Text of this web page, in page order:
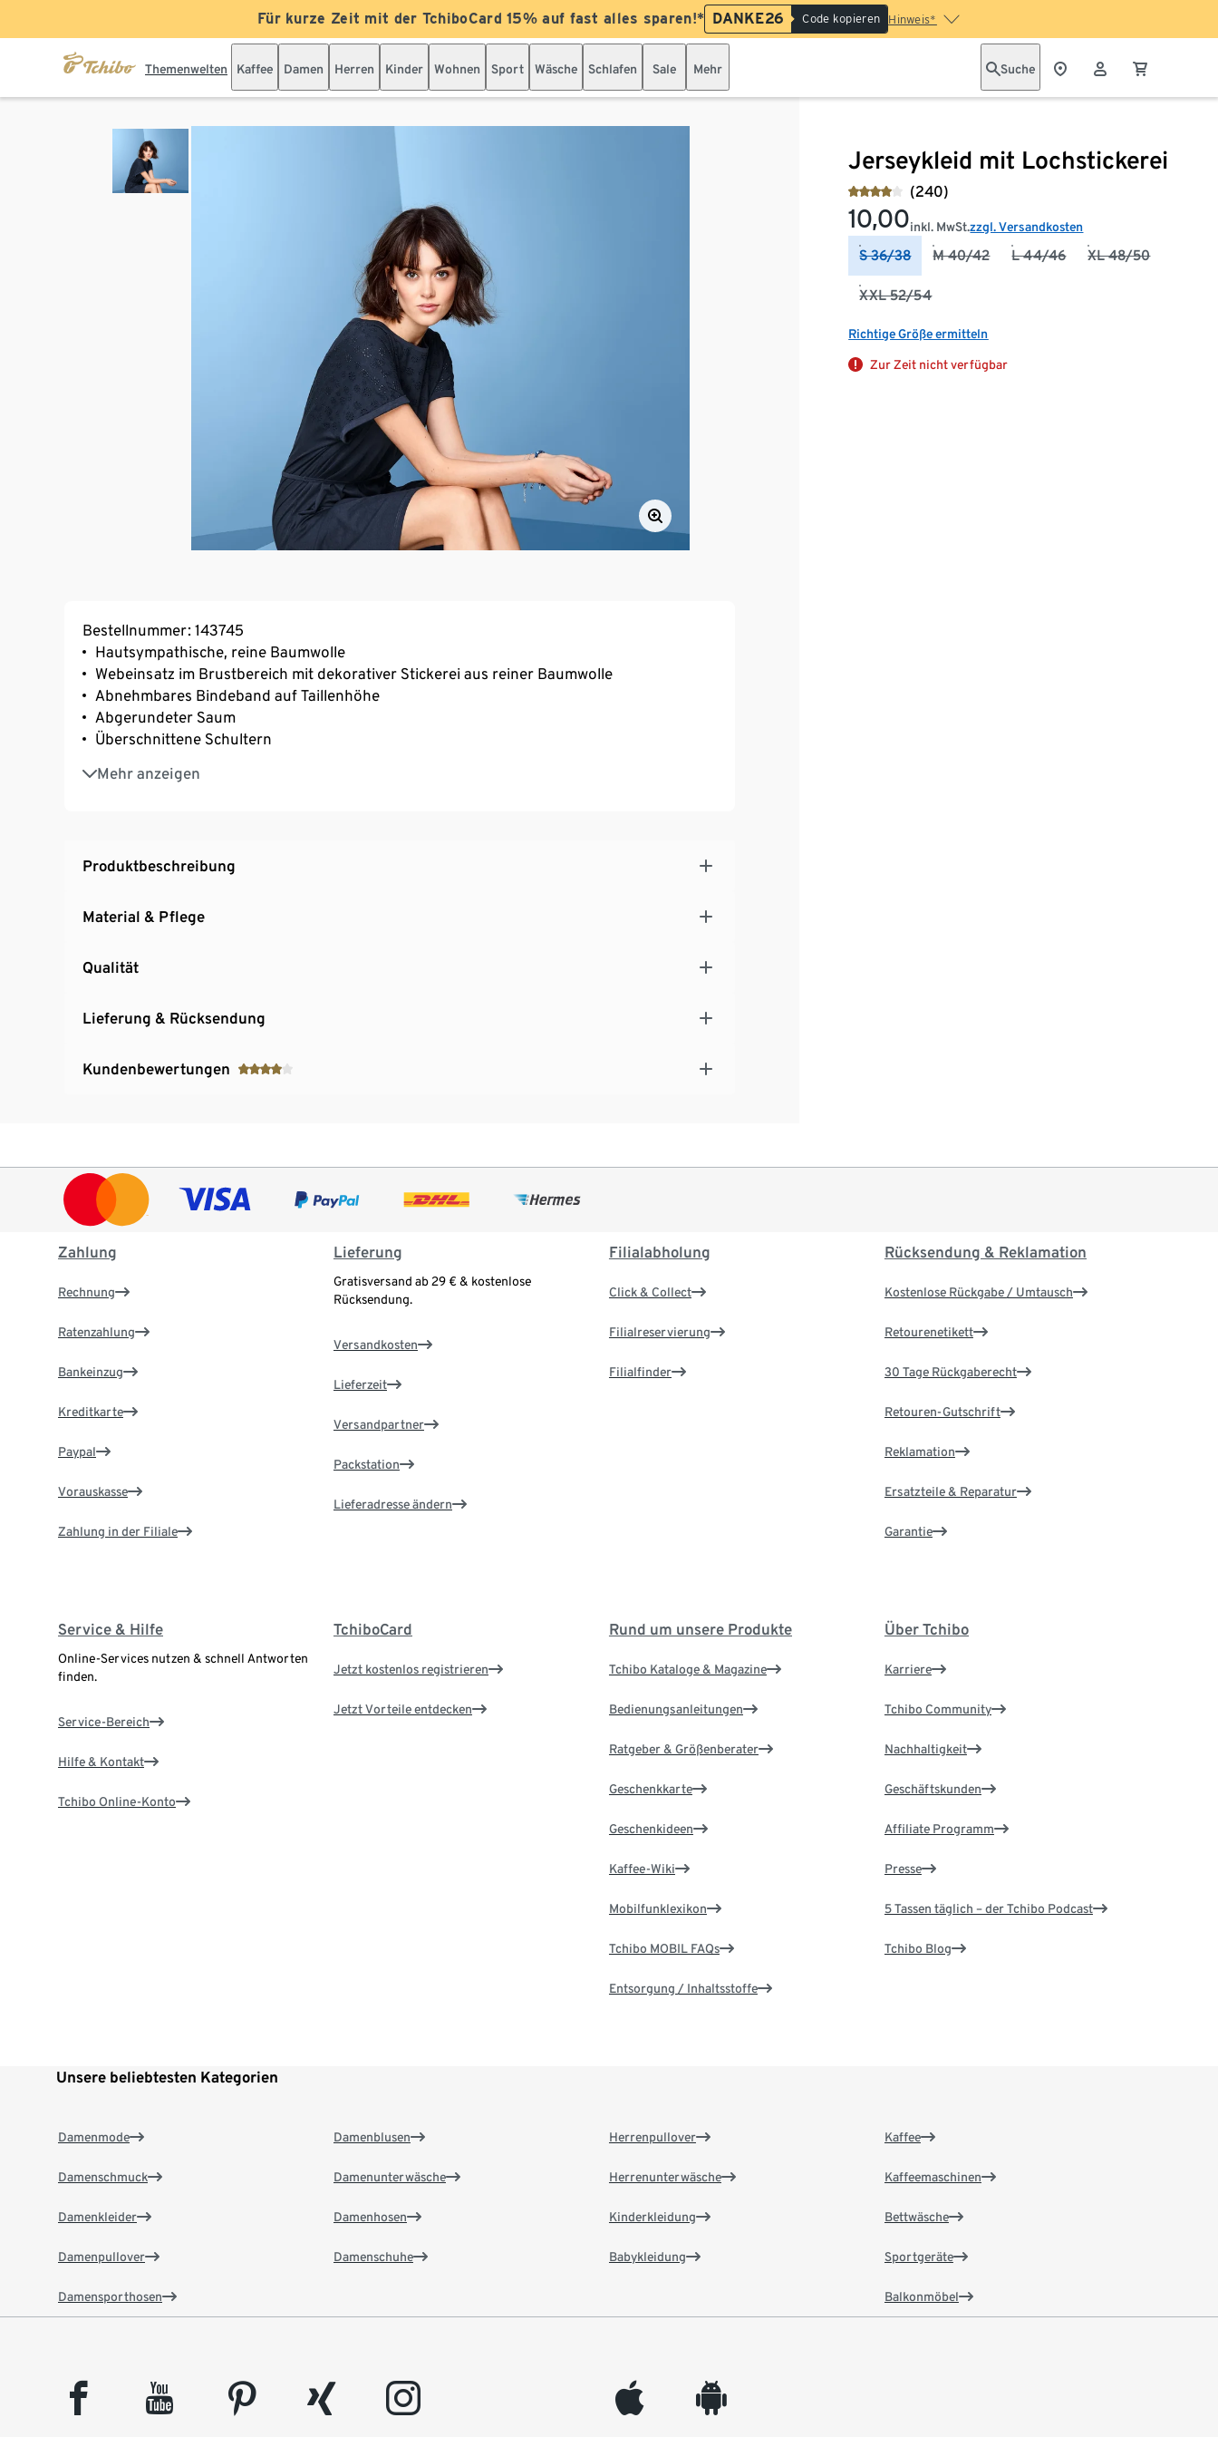
Für kurze Zeit mit der TchiboCard 15% auf fast alles sparen!* DANKE26 Code kopieren Hinweis*
Themenwelten Kaffee Damen Herren Kinder Wohnen Sport Wäsche Schlafen Sale Mehr Suche
Jerseykleid mit Lochstickerei
(240)
10,00inkl. MwSt.zzgl. Versandkosten
S 36/38 M 40/42 L 44/46 XL 48/50
XXL 52/54
Richtige Größe ermitteln
Zur Zeit nicht verfügbar
Bestellnummer: 143745
Hautsympathische, reine Baumwolle
Webeinsatz im Brustbereich mit dekorativer Stickerei aus reiner Baumwolle
Abnehmbares Bindeband auf Taillenhöhe
Abgerundeter Saum
Überschnittene Schultern
Mehr anzeigen
Fixierter Ärmelumschlag
Rundhalsausschnitt
Produktbeschreibung
Material & Pflege
Qualität
Lieferung & Rücksendung
Kundenbewertungen
Zahlung
Rechnung
Ratenzahlung
Bankeinzug
Kreditkarte
Paypal
Vorauskasse
Zahlung in der Filiale
Lieferung
Gratisversand ab 29 € & kostenlose
Rücksendung.
Versandkosten
Lieferzeit
Versandpartner
Packstation
Lieferadresse ändern
Filialabholung
Click & Collect
Filialreservierung
Filialfinder
Rücksendung & Reklamation
Kostenlose Rückgabe / Umtausch
Retourenetikett
30 Tage Rückgaberecht
Retouren-Gutschrift
Reklamation
Ersatzteile & Reparatur
Garantie
Service & Hilfe
Online-Services nutzen & schnell Antworten
finden.
Service-Bereich
Hilfe & Kontakt
Tchibo Online-Konto
TchiboCard
Jetzt kostenlos registrieren
Jetzt Vorteile entdecken
Rund um unsere Produkte
Tchibo Kataloge & Magazine
Bedienungsanleitungen
Ratgeber & Größenberater
Geschenkkarte
Geschenkideen
Kaffee-Wiki
Mobilfunklexikon
Tchibo MOBIL FAQs
Entsorgung / Inhaltsstoffe
Über Tchibo
Karriere
Tchibo Community
Nachhaltigkeit
Geschäftskunden
Affiliate Programm
Presse
5 Tassen täglich – der Tchibo Podcast
Tchibo Blog
Unsere beliebtesten Kategorien
Damenmode
Damenschmuck
Damenkleider
Damenpullover
Damensporthosen
Damenblusen
Damenunterwäsche
Damenhosen
Damenschuhe
Herrenpullover
Herrenunterwäsche
Kinderkleidung
Babykleidung
Kaffee
Kaffeemaschinen
Bettwäsche
Sportgeräte
Balkonmöbel
facebook youtube pinterest xing instagram appleinc android